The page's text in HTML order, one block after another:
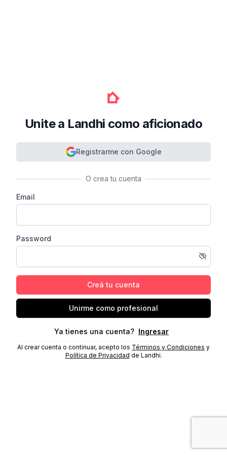
Unite a Landhi como aficionado
Registrarme con Google
O crea tu cuenta
Email
Password
Creá tu cuenta
Unirme como profesional
Ya tienes una cuenta? Ingresar
Al crear cuenta o continuar, acepto los Términos y Condiciones y
Política de Privacidad de Landhi.